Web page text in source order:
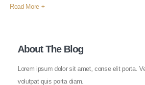
Read More +
About The Blog
Lorem ipsum dolor sit amet, conse elit porta.
volutpat quis porta diam.